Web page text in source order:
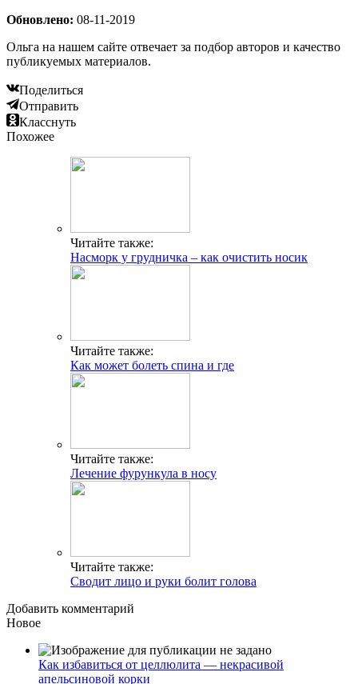
Обновлено: 08-11-2019
Ольга на нашем сайте отвечает за подбор авторов и качество
публикуемых материалов.
Поделиться
Отправить
Класснуть
Похожее
Читайте также:
Насморк у грудничка – как очистить носик
Читайте также:
Как может болеть спина и где
Читайте также:
Лечение фурункула в носу
Читайте также:
Сводит лицо и руки болит голова
Добавить комментарий
Новое
Как избавиться от целлюлита — некрасивой
апельсиновой корки